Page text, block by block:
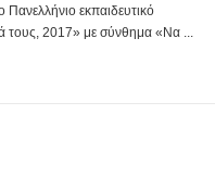
Πανελλήνιο εκπαιδευτικό
τους, 2017» με σύνθημα «Να ...